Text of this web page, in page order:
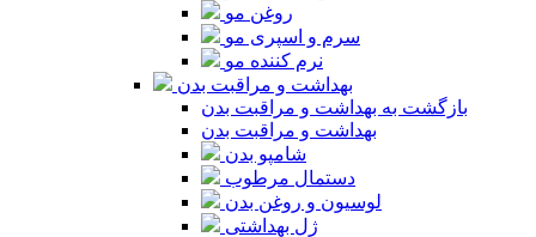
روغن مو
سرم و اسپری مو
نرم کننده مو
بهداشت و مراقبت بدن
بازگشت به بهداشت و مراقبت بدن
بهداشت و مراقبت بدن
شامپو بدن
دستمال مرطوب
لوسیون و روغن بدن
ژل بهداشتی